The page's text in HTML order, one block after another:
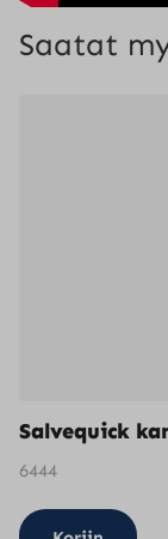
Saatat
Salvequick
6444